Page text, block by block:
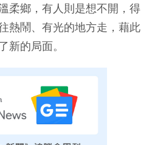
柔鄉，有人則是想不開，得
熱鬧、有光的地方走，藉此
新的局面。